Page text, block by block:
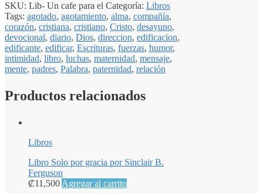
SKU: Lib- Un cafe para el Categoría: Libros
Tags: agotado, agotamiento, alma, compañía,
corazón, cristiana, cristiano, Cristo, desayuno,
devocional, diario, Dios, direccion, edificacion,
edificante, edificar, Escrituras, fuerzas, humor,
intimidad, libro, luchas, maternidad, mensaje,
mente, padres, Palabra, paternidad, relación
Productos relacionados
Libros
Libro Solo por gracia por Sinclair B.
Ferguson
₡11,500 Agregar al carrito